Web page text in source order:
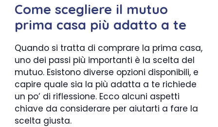
Come scegliere il mutuo
prima casa più adatto a te
Quando si tratta di comprare la prima casa,
uno dei passi più importanti è la scelta del
mutuo. Esistono diverse opzioni disponibili, e
capire quale sia la più adatta a te richiede
un po’ di riflessione. Ecco alcuni aspetti
chiave da considerare per aiutarti a fare la
scelta giusta.